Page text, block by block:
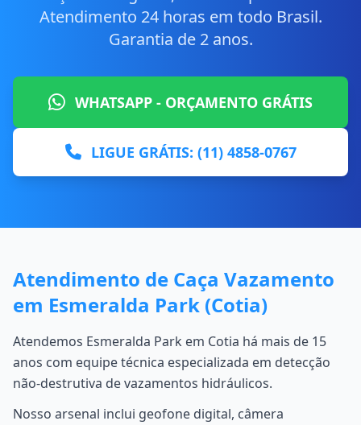
Atendimento 24 horas em todo Brasil.
Garantia de 2 anos.
WHATSAPP - ORÇAMENTO GRÁTIS
LIGUE GRÁTIS: (11) 4858-0767
Atendimento de Caça Vazamento
em Esmeralda Park (Cotia)
Atendemos Esmeralda Park em Cotia há mais de 15
anos com equipe técnica especializada em detecção
não-destrutiva de vazamentos hidráulicos.
Nosso arsenal inclui geofone digital, câmera